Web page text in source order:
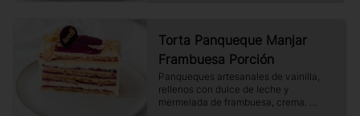
Torta Panqueque Manjar
Frambuesa Porción
Panqueques artesanales de vainilla,
rellenos con dulce de leche y
mermelada de frambuesa, crema.